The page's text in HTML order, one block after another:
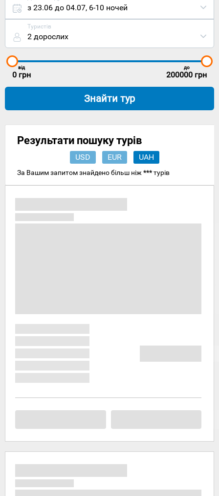
з 23.06 до 04.07, 6-10 ночей
Туристів
2 дорослих
від
0 грн
до
200000 грн
Знайти тур
Результати пошуку турів
USD EUR UAH
За Вашим запитом знайдено більш ніж ***турів